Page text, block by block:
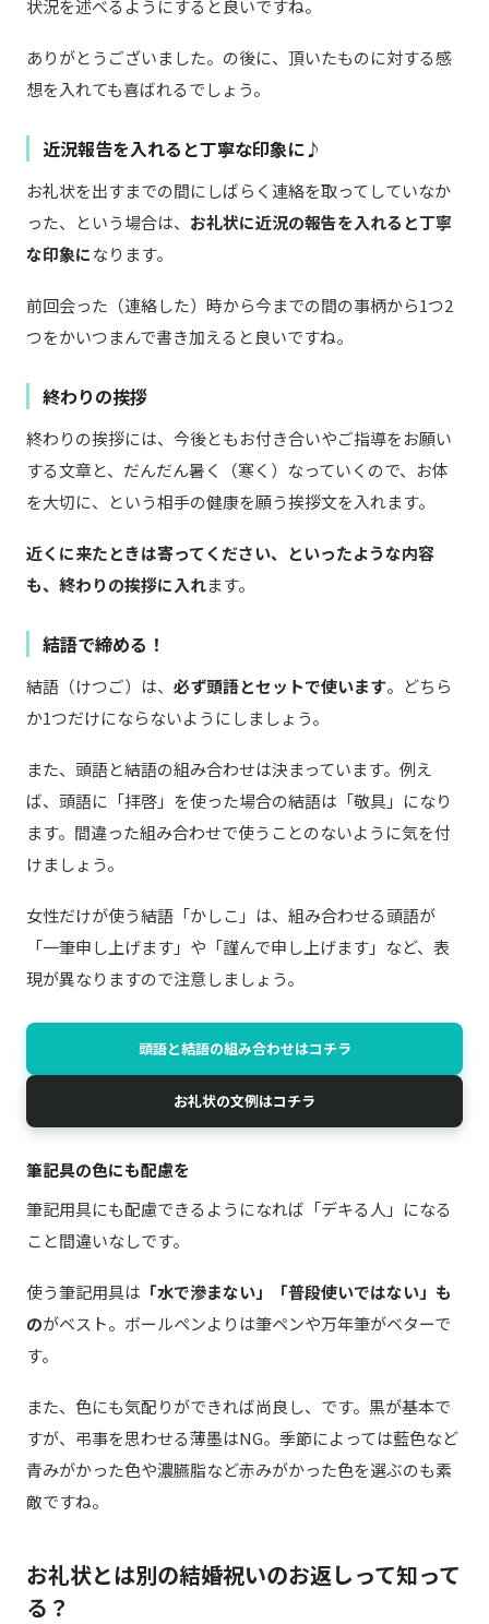
状況を述べるようにすると良いですね。
ありがとうございました。の後に、頂いたものに対する感
想を入れても喜ばれるでしょう。
近況報告を入れると丁寧な印象に♪
お礼状を出すまでの間にしばらく連絡を取ってしていなか
った、という場合は、 お礼状に近況の報告を入れると丁寧
な印象になります。
前回会った（連絡した）時から今までの間の事柄から1つ2
つをかいつまんで書き加えると良いですね。
終わりの挨拶
終わりの挨拶には、今後ともお付き合いやご指導をお願い
する文章と、だんだん暑く（寒く）なっていくので、お体
を大切に、という相手の健康を願う挨拶文を入れます。
近くに来たときは寄ってください、といったような内容
も、終わりの挨拶に入れます。
結語で締める！
結語（けつご）は、 必ず頭語とセットで使います。どちら
か1つだけにならないようにしましょう。
また、頭語と結語の組み合わせは決まっています。例え
ば、頭語に「拝啓」を使った場合の結語は「敬具」になり
ます。間違った組み合わせで使うことのないように気を付
けましょう。
女性だけが使う結語「かしこ」は、組み合わせる頭語が
「一筆申し上げます」や「謹んで申し上げます」など、表
現が異なりますので注意しましょう。
頭語と結語の組み合わせはコチラ
お礼状の文例はコチラ
筆記具の色にも配慮を
筆記用具にも配慮できるようになれば「デキる人」になる
こと間違いなしです。
使う筆記用具は 「水で滲まない」「普段使いではない」も
のがベスト。ボールペンよりは筆ペンや万年筆がベターで
す。
また、色にも気配りができれば尚良し、です。黒が基本で
すが、弔事を思わせる薄墨はNG。季節によっては藍色など
青みがかった色や濃臙脂など赤みがかった色を選ぶのも素
敵ですね。
お礼状とは別の結婚祝いのお返しって知って
る？